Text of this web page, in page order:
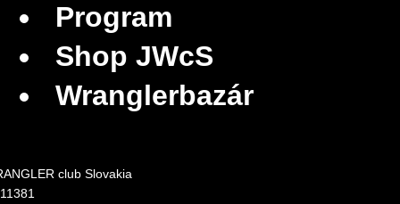
Program
Shop JWcS
Wranglerbazár
club Slovakia